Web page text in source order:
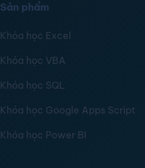
Sản phẩm
Khóa học Excel
Khóa học VBA
Khóa học SQL
Khóa học Google Apps Script
Khóa học Power BI